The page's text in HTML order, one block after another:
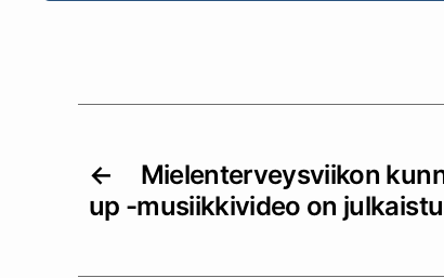
←
Mielenterveysviikon
up -musiikkivideo on julkaistu